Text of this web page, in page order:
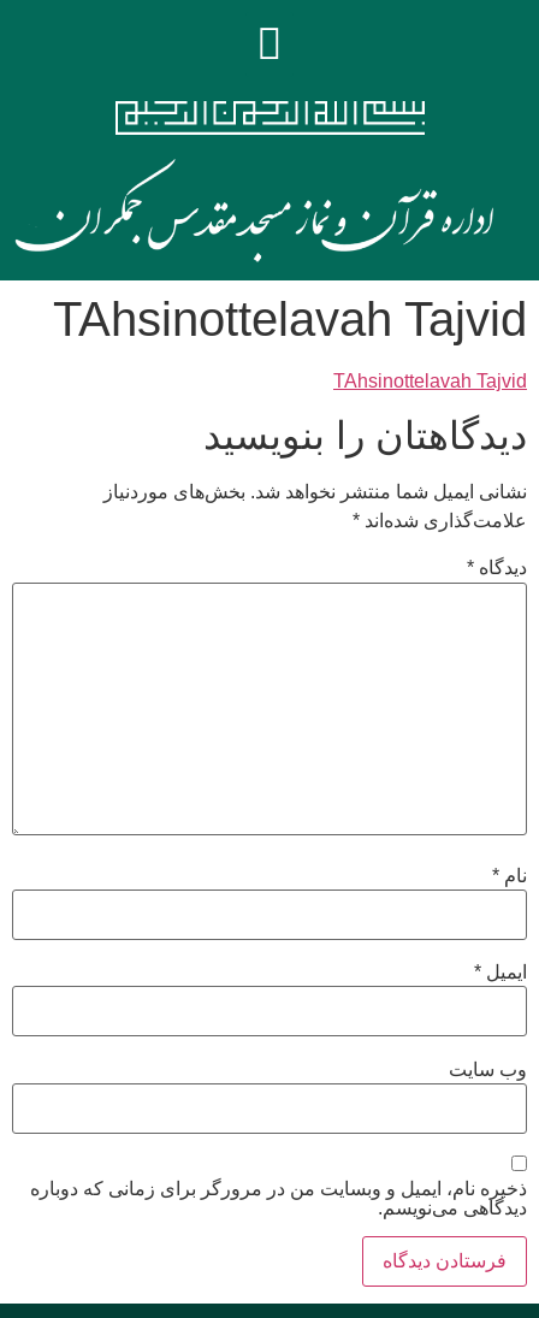
TAhsinottelavah Tajvid
TAhsinottelavah Tajvid
دیدگاهتان را بنویسید
نشانی ایمیل شما منتشر نخواهد شد. بخش‌های موردنیاز
علامت‌گذاری شده‌اند *
دیدگاه *
نام *
ایمیل *
وب‌ سایت
ذخیره نام، ایمیل و وبسایت من در مرورگر برای زمانی که دوباره
دیدگاهی می‌نویسم.